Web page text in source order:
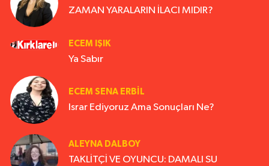
ZAMAN YARALARIN İLACI MIDIR?
ECEM IŞIK
Ya Sabır
ECEM SENA ERBIL
Israr Ediyoruz Ama Sonuçları Ne?
ALEYNA DALBOY
TAKLİTÇİ VE OYUNCU: DAMALI SU